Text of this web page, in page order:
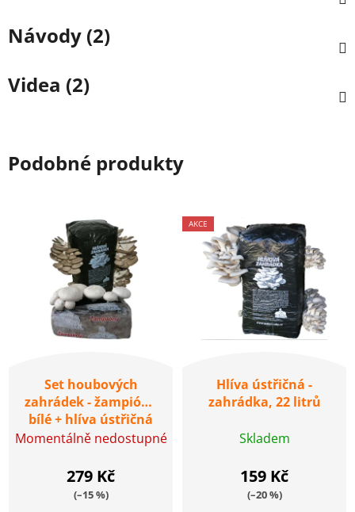
Návody (2)
Videa (2)
Podobné produkty
Set houbových
zahrádek - žampióny
bílé + hlíva ústřičná
22l
Momentálně nedostupné
279 Kč
(–15 %)
AKCE
Hlíva ústřičná -
zahrádka, 22 litrů
Skladem
159 Kč
(–20 %)